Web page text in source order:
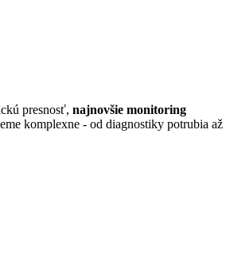
presnosť, najnovšie monitoring
komplexne - od diagnostiky potrubia až